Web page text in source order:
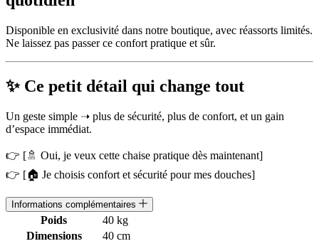
Disponible en exclusivité dans notre boutique, avec réassorts limités.
Ne laissez pas passer ce confort pratique et sûr.
✨ Ce petit détail qui change tout
Un geste simple ➝ plus de sécurité, plus de confort, et un gain
d’espace immédiat.
👉 [🚿 Oui, je veux cette chaise pratique dès maintenant]
👉 [🏠 Je choisis confort et sécurité pour mes douches]
Informations complémentaires
Poids
40 kg
Dimensions
40 cm